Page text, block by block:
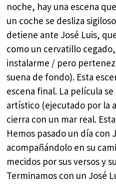
noche, hay una escena
un coche se desliza
detiene ante José Luis,
como un cervatillo
instalarme / pero
suena de fondo). Esta
escena final. La película
artístico (ejecutado por la
cierra con un mar real.
Hemos pasado un día con
acompañándolo en su
mecidos por sus versos y
Terminamos con un José